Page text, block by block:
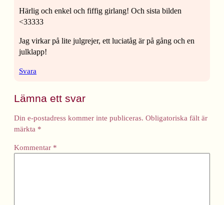
Härlig och enkel och fiffig girlang! Och sista bilden
<33333
Jag virkar på lite julgrejer, ett luciatåg är på gång och en
julklapp!
Svara
Lämna ett svar
Din e-postadress kommer inte publiceras. Obligatoriska fält är
märkta *
Kommentar *